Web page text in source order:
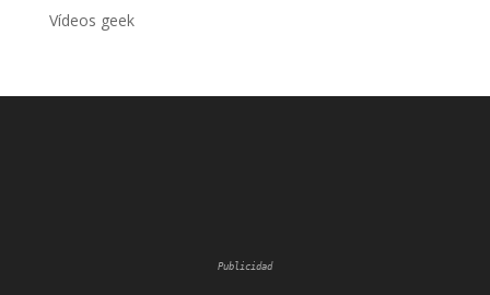
Vídeos geek
Publicidad